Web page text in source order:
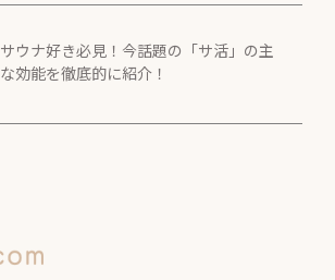
サウナ好き必見！今話題の「サ活」の主
な効能を徹底的に紹介！